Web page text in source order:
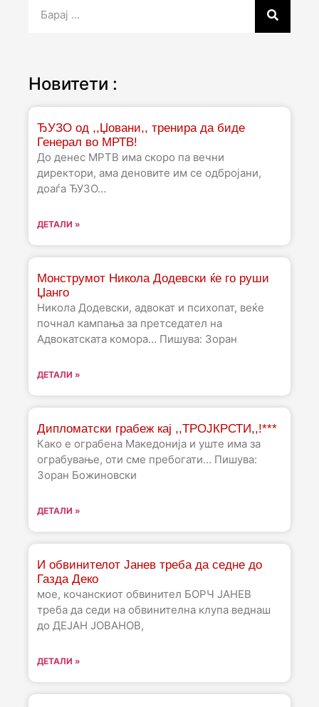
Новитети :
ЂУЗО од ,,Џовани,, тренира да биде
Генерал во МРТВ!
До денес МРТВ има скоро па вечни
директори, ама деновите им се одбројани,
доаѓа ЂУЗО…
ДЕТАЛИ »
Монструмот Никола Додевски ќе го руши
Џанго
Никола Додевски, адвокат и психопат, веќе
почнал кампања за претседател на
Адвокатската комора… Пишува: Зоран
ДЕТАЛИ »
Дипломатски грабеж кај ,,ТРОЈКРСТИ,,!***
Како е ограбена Македонија и уште има за
ограбување, оти сме пребогати… Пишува:
Зоран Божиновски
ДЕТАЛИ »
И обвинителот Јанев треба да седне до
Газда Деко
мое, кочанскиот обвинител БОРЧ ЈАНЕВ
треба да седи на обвинителна клупа веднаш
до ДЕЈАН ЈОВАНОВ,
ДЕТАЛИ »